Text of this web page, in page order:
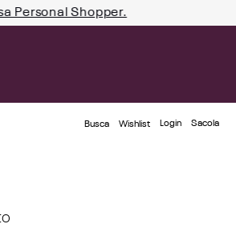
Personal Shopper.
Busca Wishlist Login